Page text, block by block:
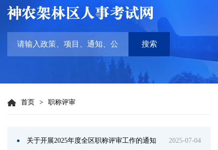
搜索
首页 > 职称评审
关于开展2025年度全区职称评审工作的通知 2025-07-04